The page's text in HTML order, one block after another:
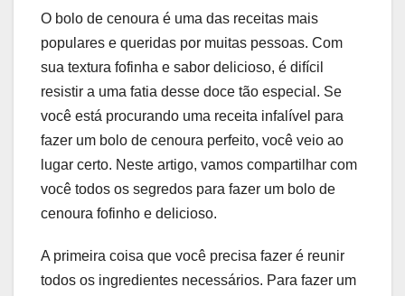
O bolo de cenoura é uma das receitas mais
populares e queridas por muitas pessoas. Com
sua textura fofinha e sabor delicioso, é difícil
resistir a uma fatia desse doce tão especial. Se
você está procurando uma receita infalível para
fazer um bolo de cenoura perfeito, você veio ao
lugar certo. Neste artigo, vamos compartilhar com
você todos os segredos para fazer um bolo de
cenoura fofinho e delicioso.
A primeira coisa que você precisa fazer é reunir
todos os ingredientes necessários. Para fazer um